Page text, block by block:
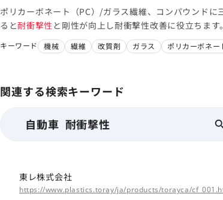
ポリカーボネート（PC）/ガラス繊維、コンパウンド
ると耐衝撃性 と剛性が向上し耐衝撃性改善に役立ちま
ンドに添加するとより離型性が向上し色味も安定します
キーワード 機械 繊維 改質剤 ガラス ポリカーボネー
関連する検索キーワード
自動車 耐衝撃性
東レ株式会社
https://www.plastics.toray/ja/products/torayca/